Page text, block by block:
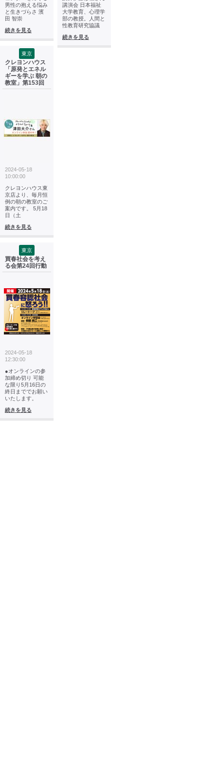
男性の抱える悩み
と生きづらさ 濱
田 智崇
続きを見る
東京
クレヨンハウス
「原発とエネル
ギーを学ぶ 朝の
教室」第153回
2024-05-18
10:00:00
クレヨンハウス東
京店より、毎月恒
例の朝の教室のご
案内です。 5月18
日（土
続きを見る
東京
買春社会を考え
る会第24回行動
2024-05-18
12:30:00
●オンラインの参
加締め切り 可能
な限り5月16日の
終日まででお願い
いたします。
続きを見る
講演会 日本福祉
大学教育、心理学
部の教授。人間と
性教育研究協議
続きを見る